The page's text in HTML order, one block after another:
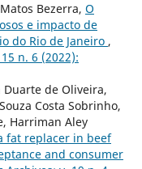
Bezerra, O
e impacto de
do Rio de Janeiro ,
n. 6 (2022):
Duarte de Oliveira,
Costa Sobrinho,
Harriman Aley
fat replacer in beef
and consumer